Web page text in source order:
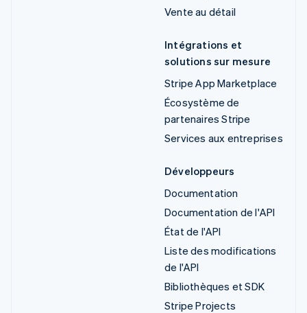
Vente au détail
Intégrations et
solutions sur mesure
Stripe App Marketplace
Écosystème de
partenaires Stripe
Services aux entreprises
Développeurs
Documentation
Documentation de l'API
État de l'API
Liste des modifications
de l'API
Bibliothèques et SDK
Stripe Projects